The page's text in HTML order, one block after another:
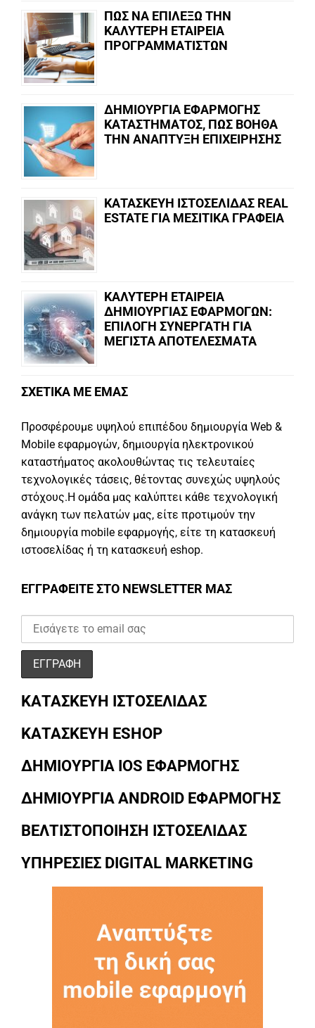
ΠΩΣ ΝΑ ΕΠΙΛΕΞΩ ΤΗΝ
ΚΑΛΥΤΕΡΗ ΕΤΑΙΡΕΙΑ
ΠΡΟΓΡΑΜΜΑΤΙΣΤΩΝ
ΔΗΜΙΟΥΡΓΙΑ ΕΦΑΡΜΟΓΗΣ
ΚΑΤΑΣΤΗΜΑΤΟΣ, ΠΩΣ ΒΟΗΘΑ
ΤΗΝ ΑΝΑΠΤΥΞΗ ΕΠΙΧΕΙΡΗΣΗΣ
ΚΑΤΑΣΚΕΥΗ ΙΣΤΟΣΕΛΙΔΑΣ REAL
ESTATE ΓΙΑ ΜΕΣΙΤΙΚΑ ΓΡΑΦΕΙΑ
ΚΑΛΥΤΕΡΗ ΕΤΑΙΡΕΙΑ
ΔΗΜΙΟΥΡΓΙΑΣ ΕΦΑΡΜΟΓΩΝ:
ΕΠΙΛΟΓΗ ΣΥΝΕΡΓΑΤΗ ΓΙΑ
ΜΕΓΙΣΤΑ ΑΠΟΤΕΛΕΣΜΑΤΑ
ΣΧΕΤΙΚΑ ΜΕ ΕΜΑΣ
Προσφέρουμε υψηλού επιπέδου δημιουργία Web &
Mobile εφαρμογών, δημιουργία ηλεκτρονικού
καταστήματος ακολουθώντας τις τελευταίες
τεχνολογικές τάσεις, θέτοντας συνεχώς υψηλούς
στόχους.Η ομάδα μας καλύπτει κάθε τεχνολογική
ανάγκη των πελατών μας, είτε προτιμούν την
δημιουργία mobile εφαρμογής, είτε τη κατασκευή
ιστοσελίδας ή τη κατασκευή eshop.
ΕΓΓΡΑΦΕΙΤΕ ΣΤΟ NEWSLETTER ΜΑΣ
ΚΑΤΑΣΚΕΥΗ ΙΣΤΟΣΕΛΙΔΑΣ
ΚΑΤΑΣΚΕΥΗ ESHOP
ΔΗΜΙΟΥΡΓΙΑ IOS ΕΦΑΡΜΟΓΗΣ
ΔΗΜΙΟΥΡΓΙΑ ANDROID ΕΦΑΡΜΟΓΗΣ
ΒΕΛΤΙΣΤΟΠΟΙΗΣΗ ΙΣΤΟΣΕΛΙΔΑΣ
ΥΠΗΡΕΣΙΕΣ DIGITAL MARKETING